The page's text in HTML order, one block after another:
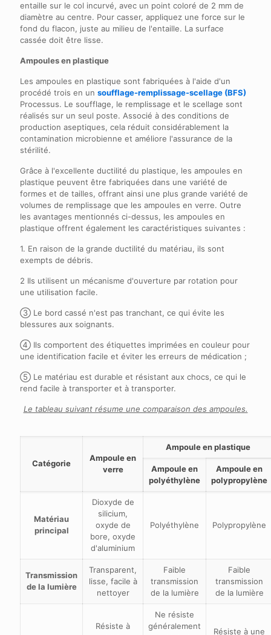
entaille sur le col incurvé, avec un point coloré de 2 mm de
diamètre au centre. Pour casser, appliquez une force sur le
fond du flacon, juste au milieu de l'entaille. La surface
cassée doit être lisse.
Ampoules en plastique
Les ampoules en plastique sont fabriquées à l'aide d'un
procédé trois en un soufflage-remplissage-scellage (BFS)
Processus. Le soufflage, le remplissage et le scellage sont
réalisés sur un seul poste. Associé à des conditions de
production aseptiques, cela réduit considérablement la
contamination microbienne et améliore l'assurance de la
stérilité.
Grâce à l'excellente ductilité du plastique, les ampoules en
plastique peuvent être fabriquées dans une variété de
formes et de tailles, offrant ainsi une plus grande variété de
volumes de remplissage que les ampoules en verre. Outre
les avantages mentionnés ci-dessus, les ampoules en
plastique offrent également les caractéristiques suivantes :
1. En raison de la grande ductilité du matériau, ils sont
exempts de débris.
2 Ils utilisent un mécanisme d'ouverture par rotation pour
une utilisation facile.
③ Le bord cassé n'est pas tranchant, ce qui évite les
blessures aux soignants.
④ Ils comportent des étiquettes imprimées en couleur pour
une identification facile et éviter les erreurs de médication ;
⑤ Le matériau est durable et résistant aux chocs, ce qui le
rend facile à transporter et à transporter.
Le tableau suivant résume une comparaison des ampoules.
Catégorie
Ampoule en
verre
Ampoule en plastique
Ampoule en
polyéthylène
Ampoule en
polypropylène
Matériau
principal
Dioxyde de
silicium,
oxyde de
bore, oxyde
d'aluminium
Polyéthylène Polypropylène
Transmission
de la lumière
Transparent,
lisse, facile à
nettoyer
Faible
transmission
de la lumière
Faible
transmission
de la lumière
Résiste à
Ne résiste
généralement
Résiste à une